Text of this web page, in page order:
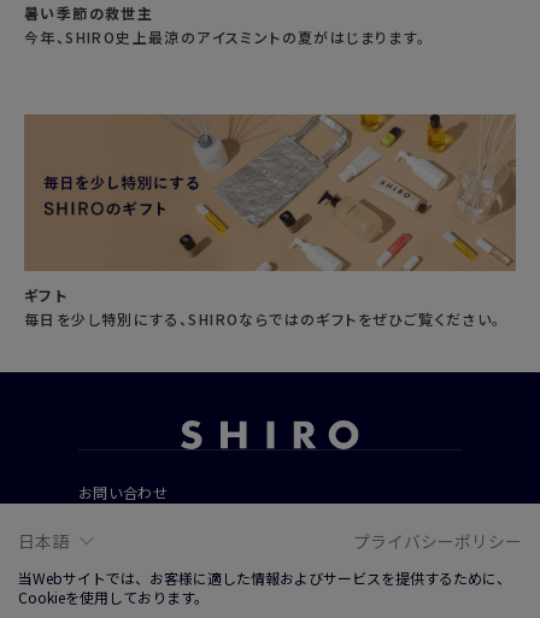
暑い季節の救世主
今年、SHIRO史上最涼のアイスミントの夏がはじまります。
ギフト
毎日を少し特別にする、SHIROならではのギフトをぜひご覧ください。
お問い合わせ
よくあるご質問
日本語 プライバシーポリシー
当Webサイトでは、お客様に適した情報およびサービスを提供するために、
Cookieを使用しております。